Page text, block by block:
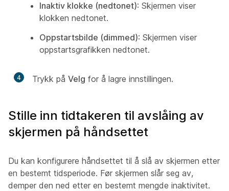
Inaktiv klokke (nedtonet): Skjermen viser
klokken nedtonet.
Oppstartsbilde (dimmed): Skjermen viser
oppstartsgrafikken nedtonet.
4 Trykk på Velg for å lagre innstillingen.
Stille inn tidtakeren til avslåing av
skjermen på håndsettet
Du kan konfigurere håndsettet til å slå av skjermen etter
en bestemt tidsperiode. Før skjermen slår seg av,
demper den ned etter en bestemt mengde inaktivitet.